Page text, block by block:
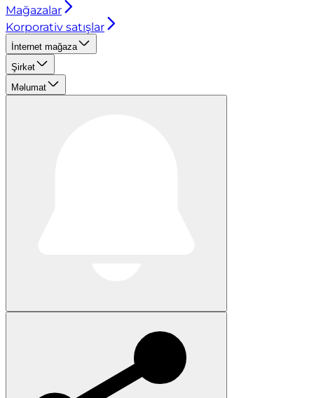
Mağazalar
Korporativ satışlar
İnternet mağaza
Şirkət
Məlumat